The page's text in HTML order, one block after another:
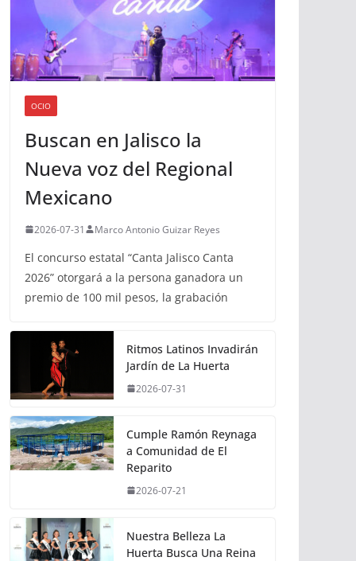
OCIO
Buscan en Jalisco la
Nueva voz del Regional
Mexicano
2026-07-31 Marco Antonio Guizar Reyes
El concurso estatal “Canta Jalisco Canta
2026” otorgará a la persona ganadora un
premio de 100 mil pesos, la grabación
Ritmos Latinos Invadirán
Jardín de La Huerta
2026-07-31
Cumple Ramón Reynaga
a Comunidad de El
Reparito
2026-07-21
Nuestra Belleza La
Huerta Busca Una Reina